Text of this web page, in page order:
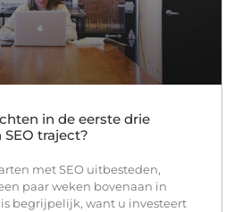
in de eerste drie
traject?
met SEO uitbesteden,
paar weken bovenaan in
begrijpelijk, want u investeert